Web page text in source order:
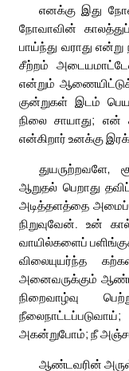
எனக்கு இது
நோவாவின்
பாய்ந்து வராது
சீற்றம்
என்றும்
குன்றுகள் இடம்
நிலை சாயாது; என்
என்கிறார் உனக்கு
துயருற்றவளே,
ஆறுதல் பெறாது
அடித்தளத்தை
நிறுவுவேன். உன்
வாயில்களைப்
விலையுயர்ந்த
அனைவருக்கும்
நிறைவாழ்வு
அகன்றுபோம்; நீ
ஆண்டவரின்